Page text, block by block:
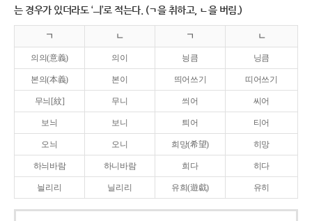
는 경우가 있더라도 ‘ㅢ’로 적는다. (ㄱ을 취하고, ㄴ을 버림.)
ㄱ ㄴ ㄱ ㄴ
의의(意義) 의이 닁큼 닝큼
본의(本義) 본이 띄어쓰기 띠어쓰기
무늬[紋] 무니 씌어 씨어
보늬 보니 틔어 티어
오늬 오니 희망(希望) 히망
하늬바람 하니바람 희다 히다
늴리리 닐리리 유희(遊戱) 유히